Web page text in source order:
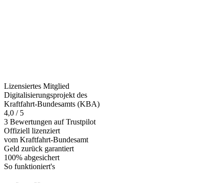
Lizensiertes Mitglied
Digitalisierungsprojekt des
Kraftfahrt-Bundesamts (KBA)
4,0 / 5
3 Bewertungen auf Trustpilot
Offiziell lizenziert
vom Kraftfahrt-Bundesamt
Geld zurück garantiert
100% abgesichert
So funktioniert's